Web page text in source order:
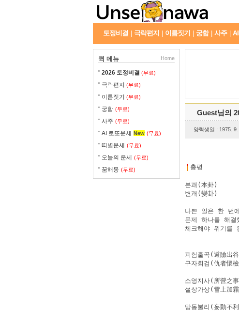
토정비결 극락편지 이름짓기 궁합 사주
퀵 메뉴 Home
2026 토정비결 (무료)
극락편지 (무료)
이름짓기 (무료)
궁합 (무료)
사주 (무료)
AI 로또운세 New (무료)
띠별운세 (무료)
오늘의 운세 (무료)
꿈해몽 (무료)
Guest님의
양력생일 : 1975.
총평
본괘(本卦)
변괘(變卦)
나쁜 일은 한 번
문제 하나를 해
체크해야 위기를
피험출곡(避險出
구자회검(仇者懷
소영지사(所營之
설상가상(雪上
망동불리(妄動不